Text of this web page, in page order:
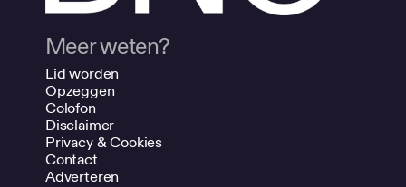
Meer weten?
Lid worden
Opzeggen
Colofon
Disclaimer
Privacy & Cookies
Contact
Adverteren